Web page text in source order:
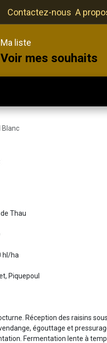
Contactez-nous A
Ma liste
Voir mes souhaits
Blanc
Thau
hl/ha
Piquepoul
Réception des raisins
égouttage et
Fermentation lente à